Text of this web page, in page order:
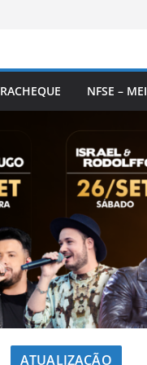
NFSE – MEI
ATUALIZAÇÃO